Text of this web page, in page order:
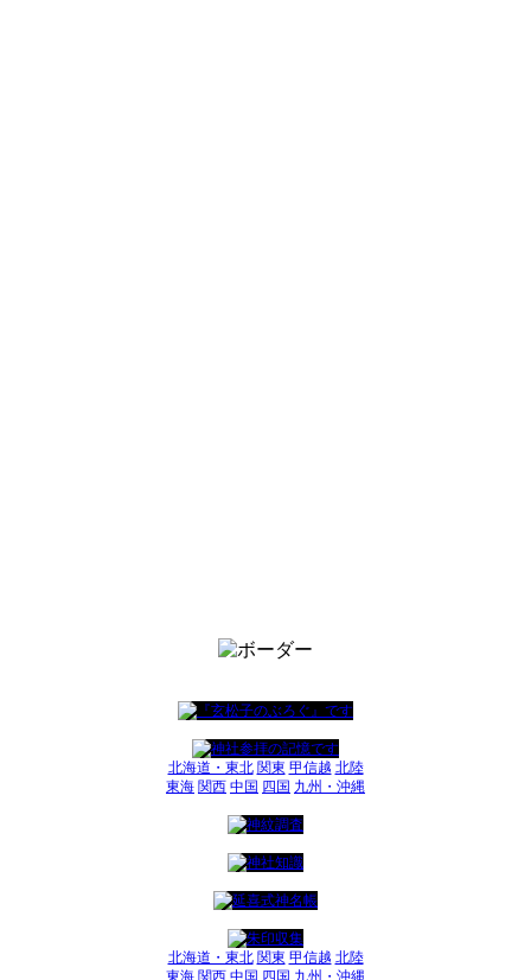
北海道・東北 関東 甲信越 北陸
東海 関西 中国 四国 九州・沖縄
北海道・東北 関東 甲信越 北陸
東海 関西 中国 四国 九州・沖縄